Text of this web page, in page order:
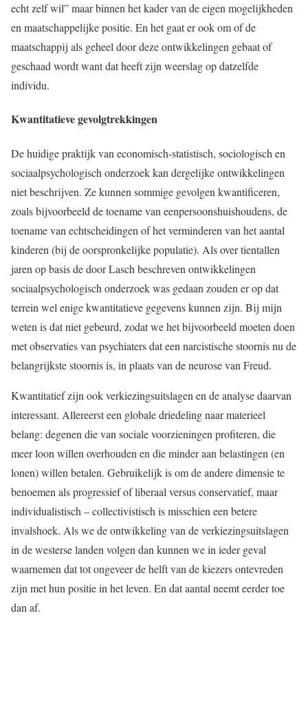
echt zelf wil” maar binnen het kader van de eigen mogelijkheden
en maatschappelijke positie. En het gaat er ook om of de
maatschappij als geheel door deze ontwikkelingen gebaat of
geschaad wordt want dat heeft zijn weerslag op datzelfde
individu.
Kwantitatieve gevolgtrekkingen
De huidige praktijk van economisch-statistisch, sociologisch en
sociaalpsychologisch onderzoek kan dergelijke ontwikkelingen
niet beschrijven. Ze kunnen sommige gevolgen kwantificeren,
zoals bijvoorbeeld de toename van eenpersoonshuishoudens, de
toename van echtscheidingen of het verminderen van het aantal
kinderen (bij de oorspronkelijke populatie). Als over tientallen
jaren op basis de door Lasch beschreven ontwikkelingen
sociaalpsychologisch onderzoek was gedaan zouden er op dat
terrein wel enige kwantitatieve gegevens kunnen zijn. Bij mijn
weten is dat niet gebeurd, zodat we het bijvoorbeeld moeten doen
met observaties van psychiaters dat een narcistische stoornis nu de
belangrijkste stoornis is, in plaats van de neurose van Freud.
Kwantitatief zijn ook verkiezingsuitslagen en de analyse daarvan
interessant. Allereerst een globale driedeling naar materieel
belang: degenen die van sociale voorzieningen profiteren, die
meer loon willen overhouden en die minder aan belastingen (en
lonen) willen betalen. Gebruikelijk is om de andere dimensie te
benoemen als progressief of liberaal versus conservatief, maar
individualistisch – collectivistisch is misschien een betere
invalshoek. Als we de ontwikkeling van de verkiezingsuitslagen
in de westerse landen volgen dan kunnen we in ieder geval
waarnemen dat tot ongeveer de helft van de kiezers ontevreden
zijn met hun positie in het leven. En dat aantal neemt eerder toe
dan af.